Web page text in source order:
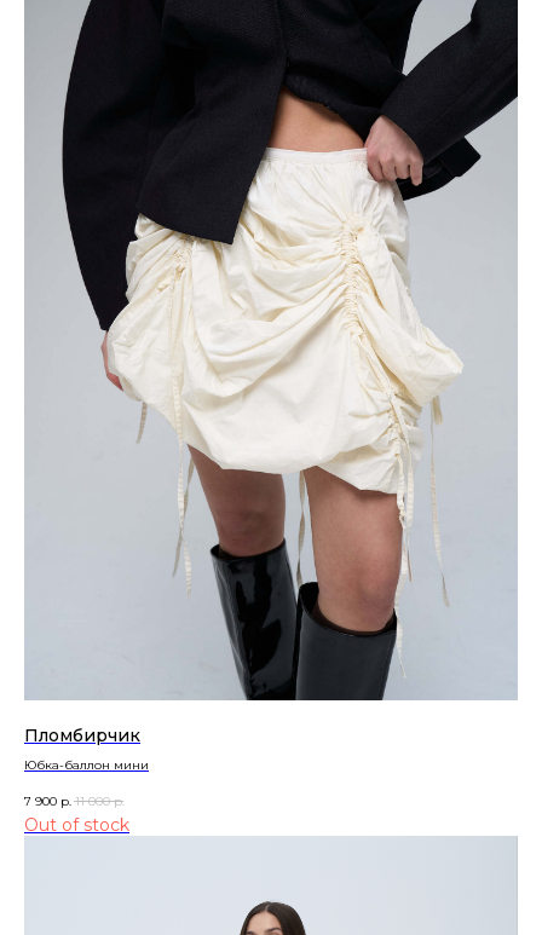
Пломбирчик
Юбка-баллон мини
7 900 р. 11 000 р.
Out of stock